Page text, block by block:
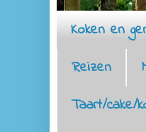
Koken en
Reizen
Taart/cake/